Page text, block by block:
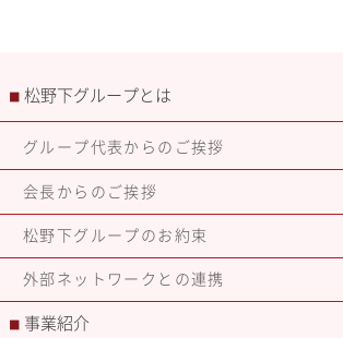
■ 松野下グループとは
グループ代表からのご挨拶
会長からのご挨拶
松野下グループのお約束
外部ネットワークとの連携
■ 事業紹介